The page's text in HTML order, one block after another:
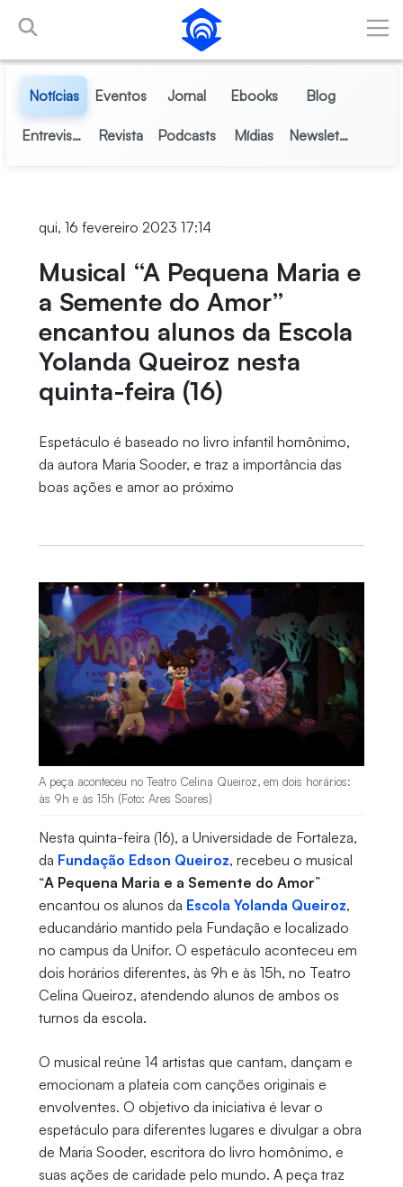
Pular para o Conteúdo principal
Notícias Eventos Jornal Ebooks Blog
Entrevistas Revista Podcasts Mídias Newsletter
qui, 16 fevereiro 2023 17:14
Musical “A Pequena Maria e
a Semente do Amor”
encantou alunos da Escola
Yolanda Queiroz nesta
quinta-feira (16)
Espetáculo é baseado no livro infantil homônimo,
da autora Maria Sooder, e traz a importância das
boas ações e amor ao próximo
A peça aconteceu no Teatro Celina Queiroz, em dois horários:
às 9h e às 15h (Foto: Ares Soares)
Nesta quinta-feira (16), a Universidade de Fortaleza,
da Fundação Edson Queiroz, recebeu o musical
“A Pequena Maria e a Semente do Amor”
encantou os alunos da Escola Yolanda Queiroz,
educandário mantido pela Fundação e localizado
no campus da Unifor. O espetáculo aconteceu em
dois horários diferentes, às 9h e às 15h, no Teatro
Celina Queiroz, atendendo alunos de ambos os
turnos da escola.
O musical reúne 14 artistas que cantam, dançam e
emocionam a plateia com canções originais e
envolventes. O objetivo da iniciativa é levar o
espetáculo para diferentes lugares e divulgar a obra
de Maria Sooder, escritora do livro homônimo, e
suas ações de caridade pelo mundo. A peça traz